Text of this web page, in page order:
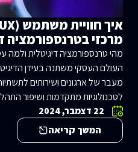
מרכזי בטרנספורמציה
מהי טרנספורמציה דיגיטלית ולמה
העולם העסקי משתנה בעידן
מעבר של ארגונים ושירותים
לטכנולוגיות מתקדמות ושיפור
22 דצמבר, 2024
המשך קריאה